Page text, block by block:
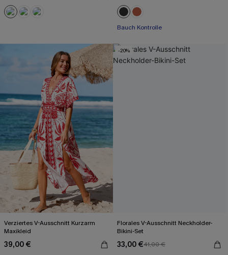
Bauch Kontrolle
Verziertes V-Ausschnitt Kurzarm
Maxikleid
39,00 €
-20%
Florales V-Ausschnitt Neckholder-
Bikini-Set
33,00 €41,00 €